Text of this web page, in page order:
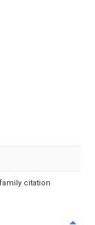
citation